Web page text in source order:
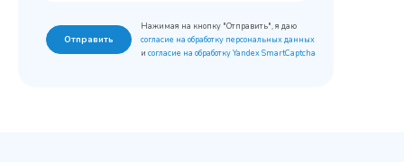
Отправить
Нажимая на кнопку "Отправить", я даю
согласие на обработку персональных данных
и согласие на обработку Yandex SmartCaptcha